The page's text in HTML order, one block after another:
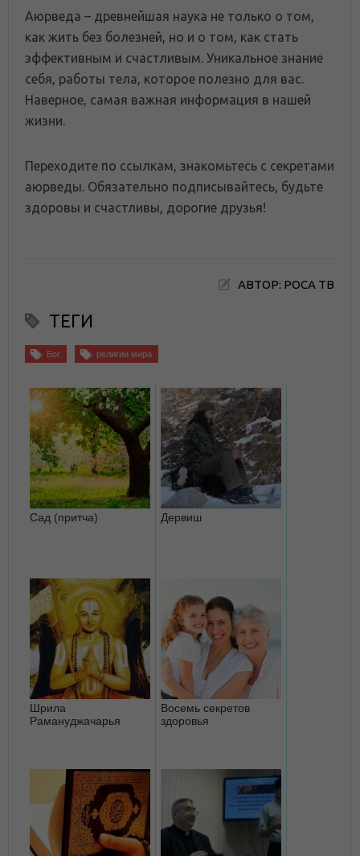
Аюрведа – древнейшая наука не только о том,
как жить без болезней, но и о том, как стать
эффективным и счастливым. Уникальное знание
себя, работы тела, которое полезно для вас.
Наверное, самая важная информация в нашей
жизни.
Переходите по ссылкам, знакомьтесь с секретами
аюрведы. Обязательно подписывайтесь, будьте
здоровы и счастливы, дорогие друзья!
АВТОР: РОСА ТВ
ТЕГИ
Бог религии мира
Сад (притча) Дервиш
Шрила
Рамануджачарья
Восемь секретов
здоровья